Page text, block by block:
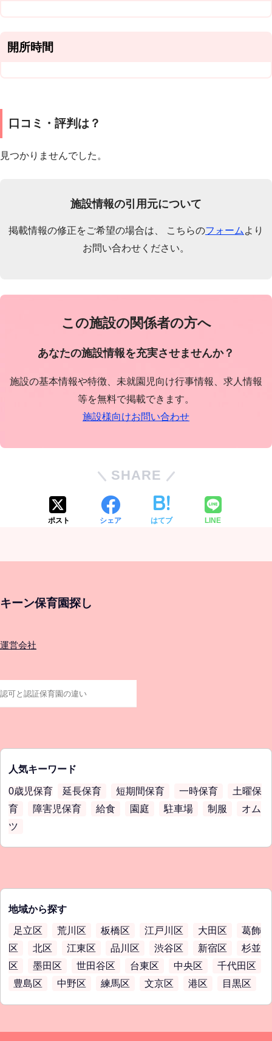
開所時間
口コミ・評判は？
見つかりませんでした。
施設情報の引用元について
掲載情報の修正をご希望の場合は、 こちらのフォーム より
お問い合わせください。
この施設の関係者の方へ
あなたの施設情報を充実させませんか？
施設の基本情報や特徴、未就園児向け行事情報、求人情報
等を無料で掲載できます。
施設様向けお問い合わせ
SHARE
ポスト シェア はてブ LINE
キーン保育園探し
運営会社
人気キーワード
0歳児保育 延長保育 短期間保育 一時保育
土曜保
育
障害児保育 給食 園庭 駐車場 制服
オム
ツ
地域から探す
足立区 荒川区 板橋区 江戸川区 大田区
葛飾
区
北区 江東区 品川区 渋谷区 新宿区
杉並
区
墨田区 世田谷区 台東区 中央区
千代田区
豊島区
中野区 練馬区 文京区 港区 目黒区